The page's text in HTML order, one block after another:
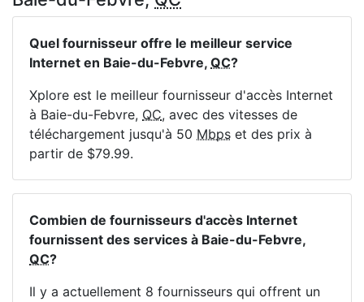
Quel fournisseur offre le meilleur service
Internet en Baie-du-Febvre, QC?
Xplore est le meilleur fournisseur d'accès Internet
à Baie-du-Febvre, QC, avec des vitesses de
téléchargement jusqu'à 50 Mbps et des prix à
partir de $79.99.
Combien de fournisseurs d'accès Internet
fournissent des services à Baie-du-Febvre,
QC?
Il y a actuellement 8 fournisseurs qui offrent un